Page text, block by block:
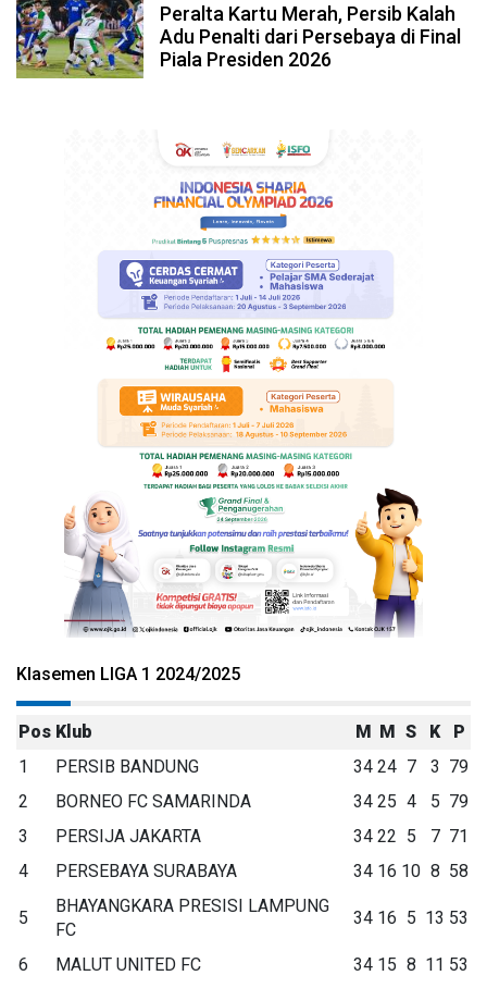
Peralta Kartu Merah, Persib Kalah
Adu Penalti dari Persebaya di Final
Piala Presiden 2026
Klasemen LIGA 1 2024/2025
Pos Klub M M S K
P
1
PERSIB BANDUNG 34 24 7 3 79
2
BORNEO FC SAMARINDA 34 25 4 5 79
3
PERSIJA JAKARTA 34 22 5 7 71
4
PERSEBAYA SURABAYA 34 16 10 8 58
5
BHAYANGKARA PRESISI LAMPUNG
FC
34 16 5 13 53
6 MALUT UNITED FC 34 15 8 11 53